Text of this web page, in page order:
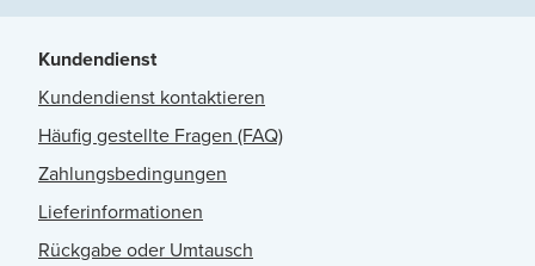
Kundendienst
Kundendienst kontaktieren
Häufig gestellte Fragen (FAQ)
Zahlungsbedingungen
Lieferinformationen
Rückgabe oder Umtausch